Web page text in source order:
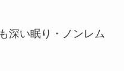
深い眠り・ノンレム